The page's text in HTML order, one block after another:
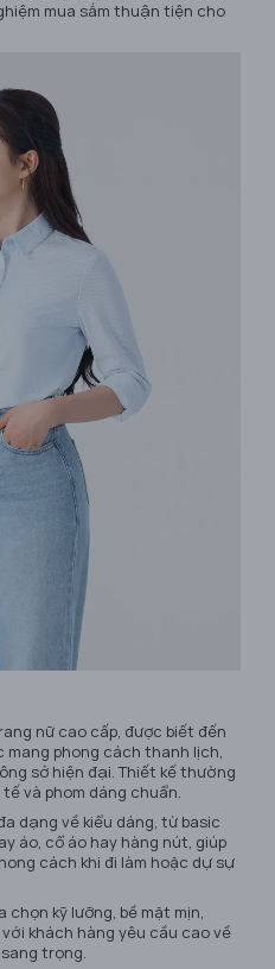
mua sắm thuận tiện cho
nữ cao cấp, được biết đến
mang phong cách thanh lịch,
sở hiện đại. Thiết kế thường
và phom dáng chuẩn.
dạng về kiểu dáng, từ basic
áo, cổ áo hay hàng nút, giúp
cách khi đi làm hoặc dự sự
chọn kỹ lưỡng, bề mặt mịn,
khách hàng yêu cầu cao về
trọng.